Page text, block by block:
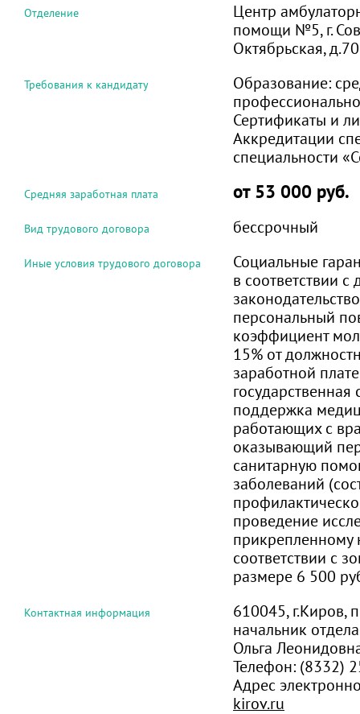
Отделение
Центр
помощи №5, г.
Октябрьская, д.70
Требования к кандидату Образование:
Сертификаты и
Аккредитации
специальности
Средняя заработная плата от 53 000 руб.
Вид трудового договора бессрочный
Иные условия трудового договора
Социальные
в соответствии
персональный
коэффициент
15% от
заработной
государственная
поддержка
работающих с
оказывающий
санитарную
заболеваний
проведение
прикрепленному
соответствии с
размере 6 500
Контактная информация
610045, г.Киров,
начальник
Ольга
Телефон: (8332)
Адрес
kirov.ru